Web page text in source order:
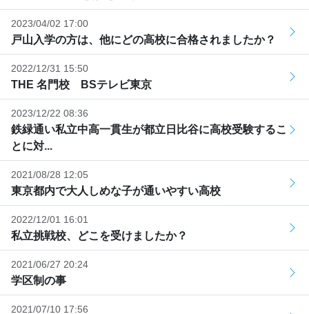
2023/04/02 17:00
戸山入学の方は、他にどの高校に合格されましたか？
2022/12/31 15:50
THE 名門校 BSテレビ東京
2023/12/22 08:36
鉄緑通い私立中高一貫生が都立日比谷に高校受験するこ
とに対...
2021/08/28 12:05
東京都内で大人しめな子が通いやすい高校
2022/12/01 16:01
私立挑戦校、どこを受けましたか？
2021/06/27 20:24
学区制の事
2021/07/10 17:56